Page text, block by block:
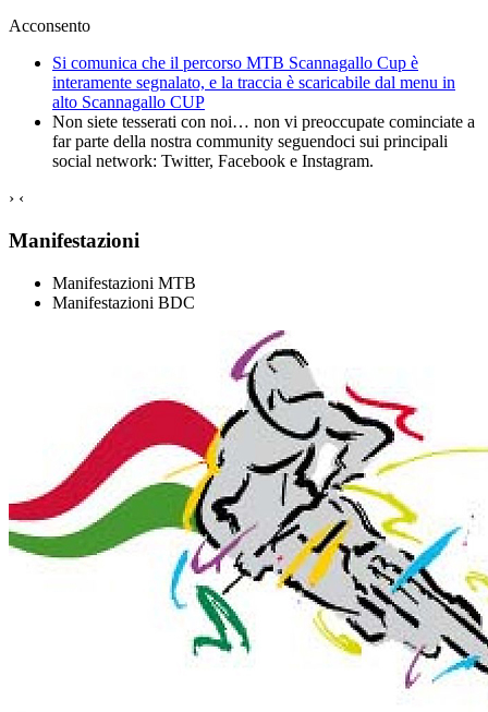
Acconsento
Si comunica che il percorso MTB Scannagallo Cup è
interamente segnalato, e la traccia è scaricabile dal menu in
alto Scannagallo CUP
Non siete tesserati con noi… non vi preoccupate cominciate a
far parte della nostra community seguendoci sui principali
social network: Twitter, Facebook e Instagram.
› ‹
Manifestazioni
Manifestazioni MTB
Manifestazioni BDC